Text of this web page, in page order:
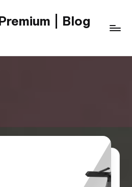
| Blog